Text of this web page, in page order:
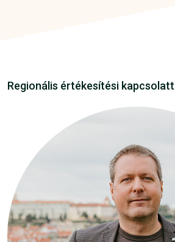
Regionális értékesítési